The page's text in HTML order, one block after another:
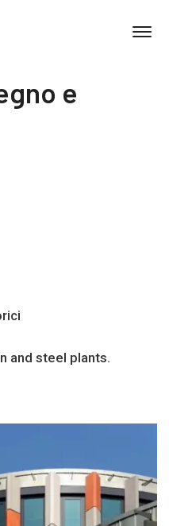
e
and steel plants.